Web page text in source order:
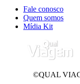
Fale conosco
Quem somos
Mídia Kit
©QUAL